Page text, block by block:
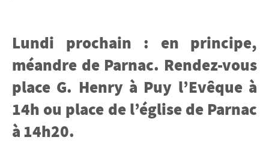
Lundi prochain : en principe,
méandre de Parnac. Rendez-vous
place G. Henry à Puy l’Evêque à
14h ou place de l’église de Parnac
à 14h20.